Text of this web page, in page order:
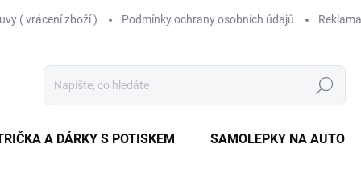
( vrácení zboží ) Podmínky ochrany osobních údajů
Hledat
A DÁRKY S POTISKEM SAMOLEPKY NA AUTO